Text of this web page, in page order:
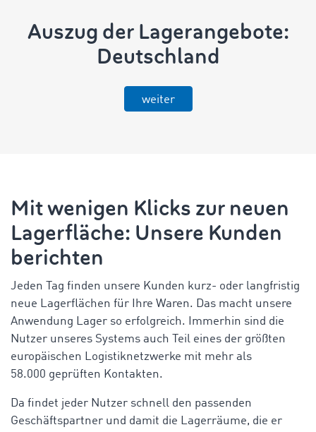
Auszug der Lagerangebote:
Deutschland
weiter
Mit wenigen Klicks zur neuen
Lagerfläche: Unsere Kunden
berichten
Jeden Tag finden unsere Kunden kurz- oder langfristig
neue Lagerflächen für Ihre Waren. Das macht unsere
Anwendung Lager so erfolgreich. Immerhin sind die
Nutzer unseres Systems auch Teil eines der größten
europäischen Logistiknetzwerke mit mehr als
58.000 geprüften Kontakten.
Da findet jeder Nutzer schnell den passenden
Geschäftspartner und damit die Lagerräume, die er